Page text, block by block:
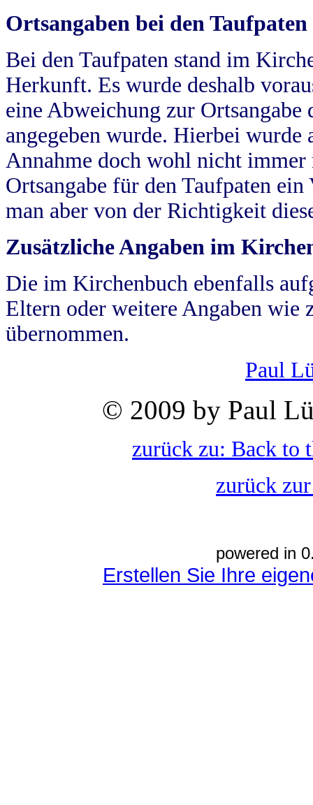
Ortsangaben bei den Taufpaten
Bei den Taufpaten stand im
Herkunft. Es wurde deshalb
eine Abweichung zur
angegeben wurde. Hierbei wurde
Annahme doch wohl nicht
Ortsangabe für den Taufpaten
man aber von der Richtigkeit
Zusätzliche Angaben im
Die im Kirchenbuch ebenfalls
Eltern oder weitere Angaben wie
übernommen.
Paul
© 2009 by Paul
zurück zu: Back to
zurück
powered in
Erstellen Sie Ihre